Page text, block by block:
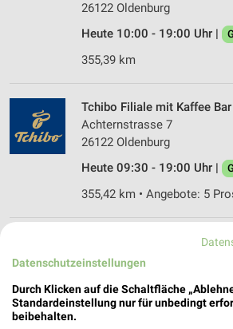
26122 Oldenburg
Heute 10:00 - 19:00 Uhr |
355,39 km
Tchibo Filiale mit Kaffee
Achternstrasse 7
26122 Oldenburg
Heute 09:30 - 19:00 Uhr |
355,42 km • Angebote: 5
Tchibo Prozente mit Kaffee
Posthalterweg 10
Heute 09:00 - 20:00 Uhr |
Datenschutzeinstellungen
Durch Klicken auf die Schaltfläche
Standardeinstellung nur für unbedingt
beibehalten.